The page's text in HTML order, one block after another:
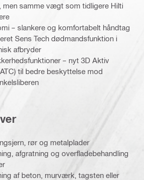
samme vægt som tidligere Hilti
– slankere og komfortabelt håndtag
Sens Tech dødmandsfunktion i
afbryder
– nyt 3D Aktiv
til bedre beskyttelse mod
rør og metalplader
afgratning og overfladebehandling
af beton, murværk, tagsten eller